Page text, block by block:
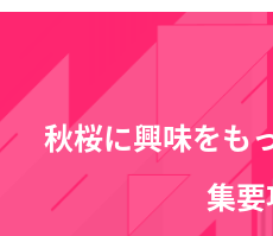
秋桜に興味をも
集